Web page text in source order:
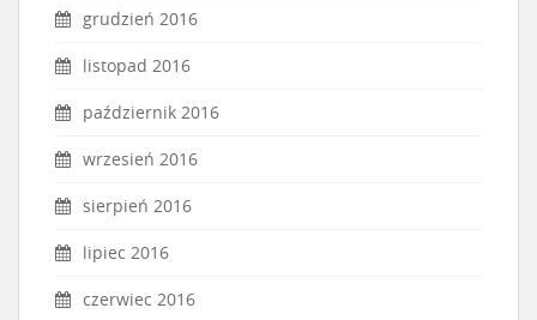
grudzień 2016
listopad 2016
październik 2016
wrzesień 2016
sierpień 2016
lipiec 2016
czerwiec 2016